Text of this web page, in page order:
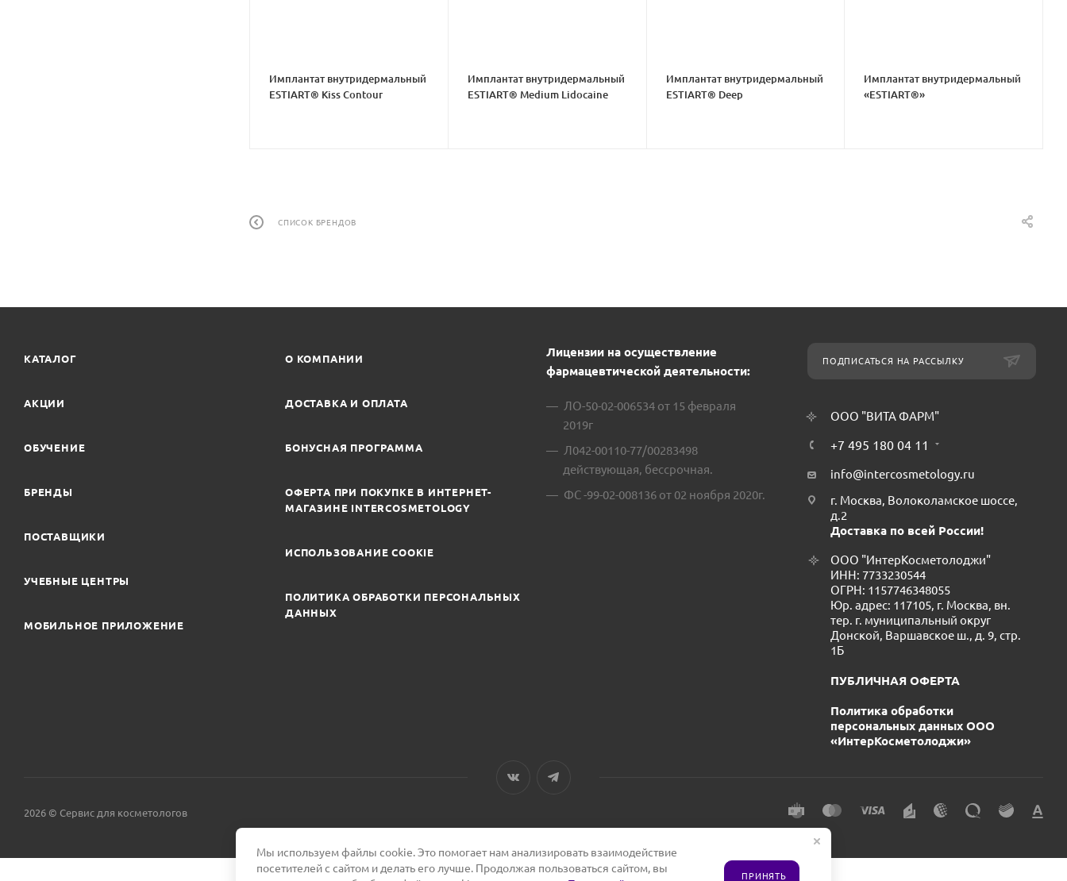
Имплантат внутридермальный
ESTIART® Kiss Contour
Имплантат внутридермальный
ESTIART® Medium Lidocaine
Имплантат внутридермальный
ESTIART® Deep
Имплантат внутридермальный
«ESTIART®»
СПИСОК БРЕНДОВ
КАТАЛОГ
АКЦИИ
ОБУЧЕНИЕ
БРЕНДЫ
ПОСТАВЩИКИ
УЧЕБНЫЕ ЦЕНТРЫ
МОБИЛЬНОЕ ПРИЛОЖЕНИЕ
О КОМПАНИИ
ДОСТАВКА И ОПЛАТА
БОНУСНАЯ ПРОГРАММА
ОФЕРТА ПРИ ПОКУПКЕ В ИНТЕРНЕТ-
МАГАЗИНЕ INTERCOSMETOLOGY
ИСПОЛЬЗОВАНИЕ COOKIE
ПОЛИТИКА ОБРАБОТКИ ПЕРСОНАЛЬНЫХ
ДАННЫХ
Лицензии на осуществление
фармацевтической деятельности:
ЛО-50-02-006534 от 15 февраля
2019г
Л042-00110-77/00283498
действующая, бессрочная.
ФС -99-02-008136 от 02 ноября 2020г.
ПОДПИСАТЬСЯ НА РАССЫЛКУ
ООО "ВИТА ФАРМ"
+7 495 180 04 11
info@intercosmetology.ru
г. Москва, Волоколамское шоссе,
д.2
Доставка по всей России!
ООО "ИнтерКосметолоджи"
ИНН: 7733230544
ОГРН: 1157746348055
Юр. адрес: 117105, г. Москва, вн.
тер. г. муниципальный округ
Донской, Варшавское ш., д. 9, стр.
1Б
ПУБЛИЧНАЯ ОФЕРТА
Политика обработки
персональных данных ООО
«ИнтерКосметолоджи»
2026 © Сервис для косметологов
Мы используем файлы cookie. Это помогает нам анализировать взаимодействие
посетителей с сайтом и делать его лучше. Продолжая пользоваться сайтом, вы
ПРИНЯТЬ